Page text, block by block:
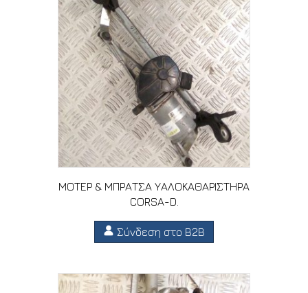
ΜΟΤΕΡ & ΜΠΡΑΤΣΑ ΥΑΛΟΚΑΘΑΡΙΣΤΗΡΑ
CORSA-D.
Σύνδεση στο B2B